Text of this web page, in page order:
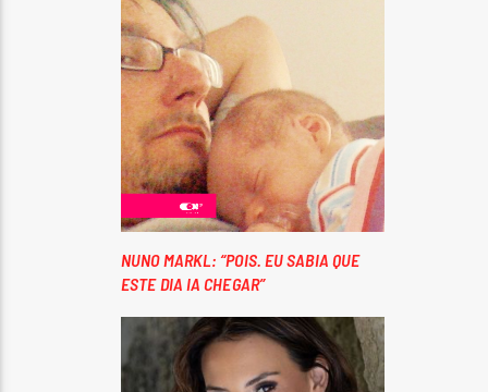
NUNO MARKL: “POIS. EU SABIA QUE
ESTE DIA IA CHEGAR”